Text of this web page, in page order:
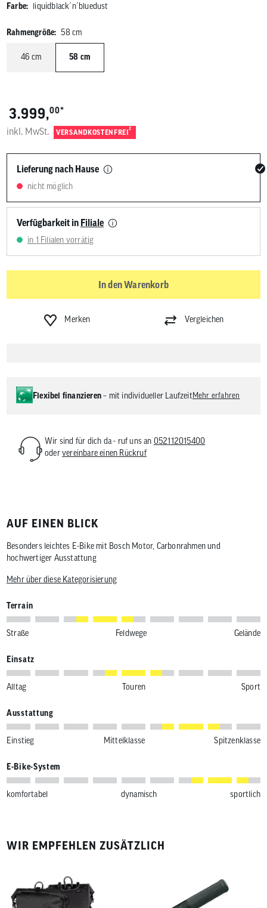
Farbe: liquidblack´n´bluedust
Rahmengröße: 58 cm
46 cm 58 cm
3.999,00*
inkl. MwSt. VERSANDKOSTENFREI2
Lieferung nach Hause
nicht möglich
Verfügbarkeit in Filiale
in 1 Filialen vorrätig
In den Warenkorb
Merken Vergleichen
Flexibel finanzieren– mit individueller Laufzeit Mehr erfahren
Wir sind für dich da - ruf uns an 052112015400
odervereinbare einen Rückruf
AUF EINEN BLICK
Besonders leichtes E-Bike mit Bosch Motor, Carbonrahmen und
hochwertiger Ausstattung
Mehr über diese Kategorisierung
Terrain
Straße Feldwege Gelände
Einsatz
Alltag Touren Sport
Ausstattung
Einstieg Mittelklasse Spitzenklasse
E-Bike-System
komfortabel dynamisch sportlich
WIR EMPFEHLEN ZUSÄTZLICH